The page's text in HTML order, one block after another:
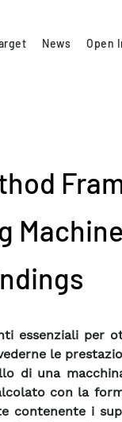
News Open
essenziali per
le
di una
con la
contenente i